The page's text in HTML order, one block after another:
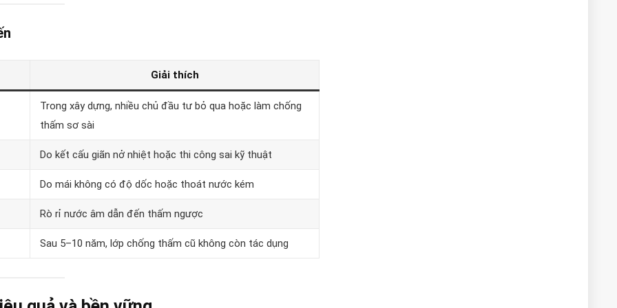
Giải thích
Trong xây dựng, nhiều chủ đầu tư bỏ qua hoặc làm chống
thấm sơ sài
Do kết cấu giãn nở nhiệt hoặc thi công sai kỹ thuật
Do mái không có độ dốc hoặc thoát nước kém
Rò rỉ nước âm dẫn đến thấm ngược
Sau 5–10 năm, lớp chống thấm cũ không còn tác dụng